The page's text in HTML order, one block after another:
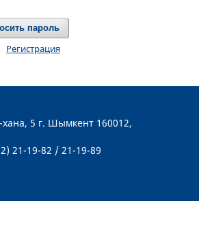
пароль
Регистрация
хана, 5 г. Шымкент 160012,
21-19-82 / 21-19-89